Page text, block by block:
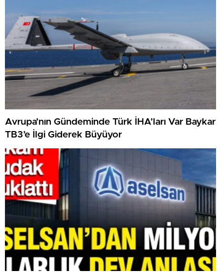
Avrupa’nın Gündeminde Türk İHA’ları Var Baykar
TB3’e İlgi Giderek Büyüyor